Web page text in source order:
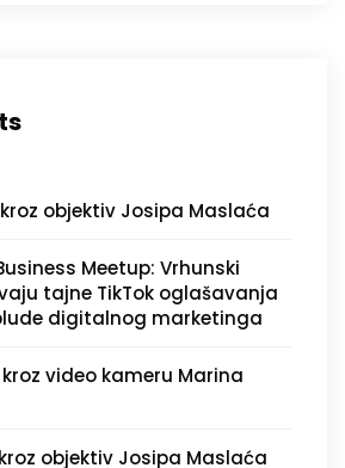
kroz objektiv Josipa Maslaća
Meetup: Vrhunski
tajne TikTok oglašavanja
digitalnog marketinga
kroz video kameru Marina
kroz objektiv Josipa Maslaća